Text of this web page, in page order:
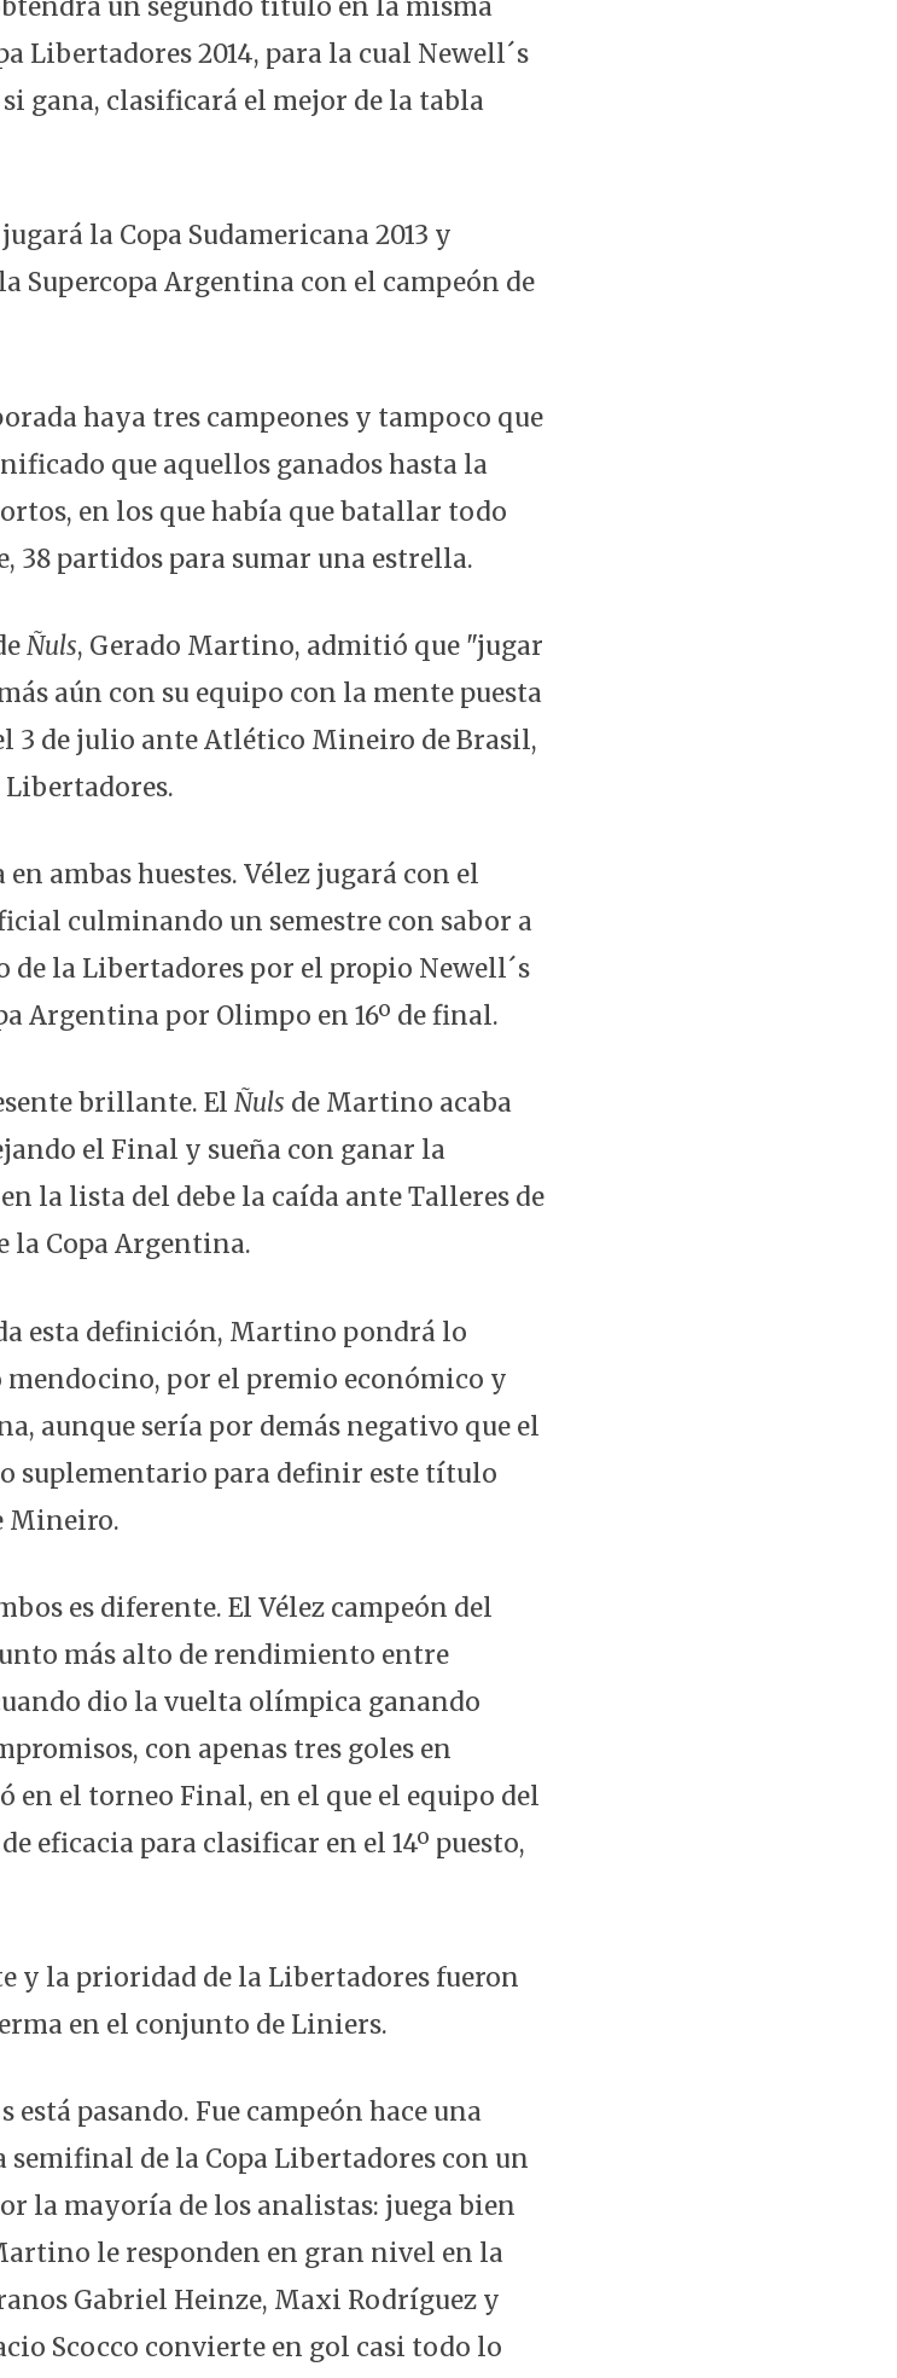
un segundo título en la misma
Libertadores 2014, para la cual Newell´s
gana, clasificará el mejor de la tabla
la Copa Sudamericana 2013 y
Supercopa Argentina con el campeón de
haya tres campeones y tampoco que
que aquellos ganados hasta la
en los que había que batallar todo
38 partidos para sumar una estrella.
Ñuls, Gerado Martino, admitió que "jugar
aún con su equipo con la mente puesta
3 de julio ante Atlético Mineiro de Brasil,
Libertadores.
ambas huestes. Vélez jugará con el
culminando un semestre con sabor a
de la Libertadores por el propio Newell´s
Argentina por Olimpo en 16º de final.
brillante. El Ñuls de Martino acaba
el Final y sueña con ganar la
la lista del debe la caída ante Talleres de
la Copa Argentina.
esta definición, Martino pondrá lo
mendocino, por el premio económico y
aunque sería por demás negativo que el
suplementario para definir este título
Mineiro.
es diferente. El Vélez campeón del
más alto de rendimiento entre
dio la vuelta olímpica ganando
con apenas tres goles en
el torneo Final, en el que el equipo del
eficacia para clasificar en el 14º puesto,
y la prioridad de la Libertadores fueron
en el conjunto de Liniers.
pasando. Fue campeón hace una
semifinal de la Copa Libertadores con un
la mayoría de los analistas: juega bien
le responden en gran nivel en la
Gabriel Heinze, Maxi Rodríguez y
Scocco convierte en gol casi todo lo